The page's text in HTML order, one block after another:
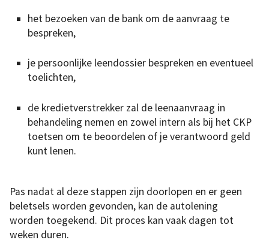
het bezoeken van de bank om de aanvraag te
bespreken,
je persoonlijke leendossier bespreken en eventueel
toelichten,
de kredietverstrekker zal de leenaanvraag in
behandeling nemen en zowel intern als bij het CKP
toetsen om te beoordelen of je verantwoord geld
kunt lenen.
Pas nadat al deze stappen zijn doorlopen en er geen
beletsels worden gevonden, kan de autolening
worden toegekend. Dit proces kan vaak dagen tot
weken duren.